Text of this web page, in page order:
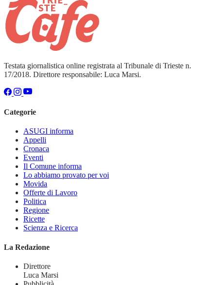
Testata giornalistica online registrata al Tribunale di Trieste n.
17/2018. Direttore responsabile: Luca Marsi.
Categorie
ASUGI informa
Appelli
Cronaca
Eventi
Il Comune informa
Lo abbiamo provato per voi
Movida
Offerte di Lavoro
Politica
Regione
Ricette
Scienza e Ricerca
La Redazione
Direttore
Luca Marsi